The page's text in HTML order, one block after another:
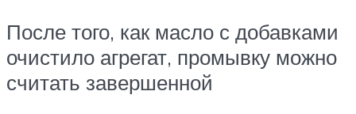
После того, как масло с добавками
очистило агрегат, промывку можно
считать завершенной